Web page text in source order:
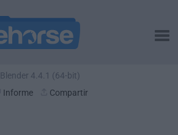
Blender 4.4.1 (64-bit)
Informe
Compartir